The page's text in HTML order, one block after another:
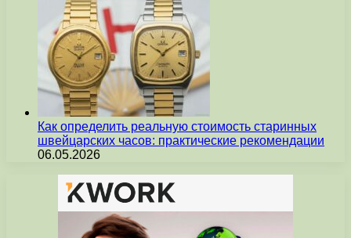
Как определить реальную стоимость старинных
швейцарских часов: практические рекомендации
06.05.2026